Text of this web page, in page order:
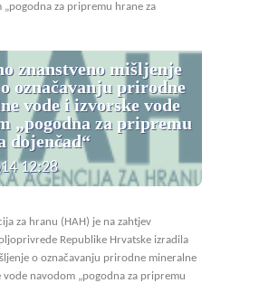
„pogodna za pripremu hrane za
znanstveno mišljenje
označavanju prirodne
vode i izvorske vode
„pogodna za pripremu
dojenčad“
12:28
za hranu (HAH) je na zahtjev
Republike Hrvatske izradila
o označavanju prirodne mineralne
vode navodom „pogodna za pripremu